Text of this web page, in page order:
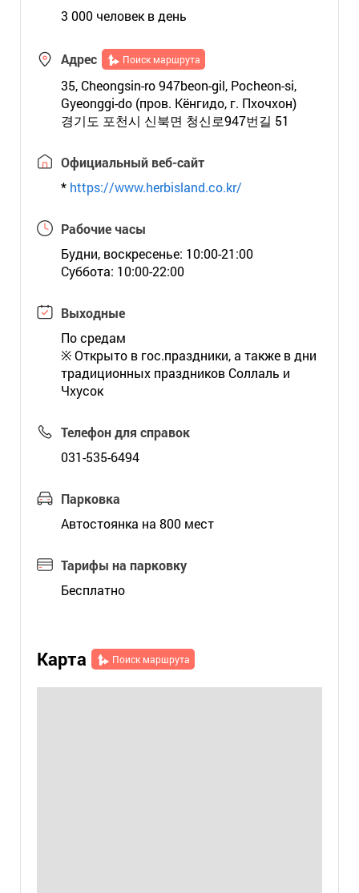
3 000 человек в день
Адрес Поиск маршрута
35, Cheongsin-ro 947beon-gil, Pocheon-si,
Gyeonggi-do (пров. Кёнгидо, г. Пхочхон)
경기도 포천시 신북면 청신로947번길 51
Официальный веб-сайт
* https://www.herbisland.co.kr/
Рабочие часы
Будни, воскресенье: 10:00-21:00
Суббота: 10:00-22:00
Выходные
По средам
※ Открыто в гос.праздники, а также в дни
традиционных праздников Соллаль и
Чхусок
Телефон для справок
031-535-6494
Парковка
Автостоянка на 800 мест
Тарифы на парковку
Бесплатно
Карта Поиск маршрута